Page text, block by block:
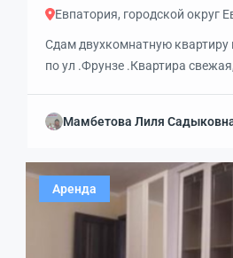
Евпатория, городской округ
Сдам двухкомнатную квартиру
по ул .Фрунзе .Квартира
Заходи и живи . Можно с
Мамбетова Лиля
Аренда